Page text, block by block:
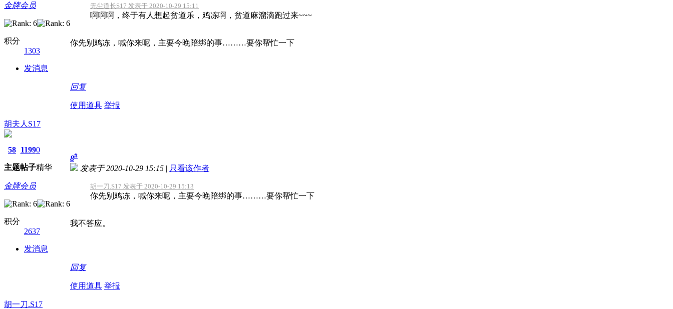
金牌会员
积分
1303
发消息
无尘道长S17 发表于 2020-10-29 15:11
啊啊啊，终于有人想起贫道乐，鸡冻啊，贫道麻溜滴跑过来~~~
你先别鸡冻，喊你来呢，主要今晚陪绑的事………要你帮忙一下
回复
使用道具 举报
胡夫人S17
58
主题
1199
帖子
0
精华
金牌会员
积分
2637
发消息
8#
发表于 2020-10-29 15:15 | 只看该作者
胡一刀.S17 发表于 2020-10-29 15:13
你先别鸡冻，喊你来呢，主要今晚陪绑的事………要你帮忙一下
我不答应。
回复
使用道具 举报
胡一刀.S17